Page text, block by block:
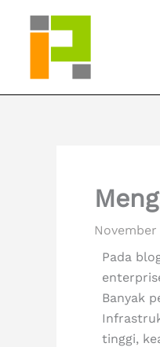
November
Pada
Banyak
tinggi,